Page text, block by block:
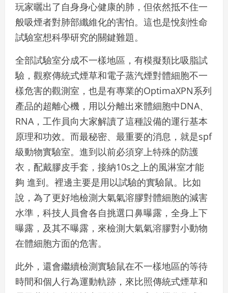
玩家曬出了自身身心健康的肺，但依然抵不住一
般吸煙者對肺部纖維化的害怕。這也是悅刻性命
試驗室想科學研究的關鍵難題。
全部試驗室分成不一樣地區，有模擬類比吸脂試
驗，觀察傳統式煙草和電子蒸汽煙對體細胞不一
樣危害的觀測室，也是有專業的OptimaXPN系列
產品的超離心機，用以分離出來體細胞中DNA、
RNA，工作員向大家解讀了這種設備的運行基本
原理和功效。而最秘密、最重要的消息，就是spf
級動物實驗室。進到以前必須穿上特殊的防護
衣，配戴膠皮手套，接納10s之上的風淋室才能
夠 進到。裡邊主要是用以試驗的實驗鼠。比如
說，為了更好地檢測大氣氣溶膠對體細胞的減害
水準，科技人員會各自挑選口鼻曝露，全身上下
曝露，及其不曝露，來檢測大氣氣溶膠對小動物
在體細胞方面的危害。
此外，還會繼續檢測實驗鼠在不一樣地區的等待
時間和個人行為運動軌跡，來比照傳統式煙草和